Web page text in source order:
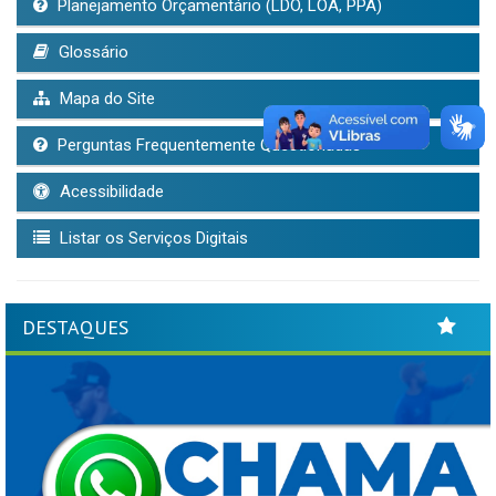
Planejamento Orçamentário (LDO, LOA, PPA)
Glossário
Mapa do Site
Perguntas Frequentemente Questionadas
Acessibilidade
Listar os Serviços Digitais
DESTAQUES